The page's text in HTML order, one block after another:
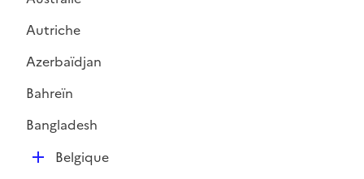
Autriche
Azerbaïdjan
Bahreïn
Bangladesh
DBelgique